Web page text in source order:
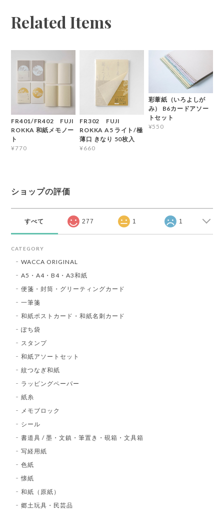
Related Items
FR401/FR402 FUJI
ROKKA 和紙メモノー
ト
¥770
FR302 FUJI
ROKKA A5 ライト/極
薄口 きなり 50枚入
¥660
彩葦紙（いろよしが
み） B6カードアソー
トセット
¥550
ショップの評価
すべて 277 1 1
CATEGORY
WACCA ORIGINAL
A5・A4・B4・A3和紙
便箋・封筒・グリーティングカード
一筆箋
和紙ポストカード・和紙名刺カード
ぽち袋
スタンプ
和紙アソートセット
紋つなぎ和紙
ラッピングペーパー
紙糸
メモブロック
シール
書道具 / 墨・文鎮・筆置き・硯箱・文具箱
写経用紙
色紙
懐紙
和紙（原紙）
郷土玩具・民芸品